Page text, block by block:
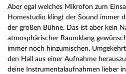
Aber egal welches Mikrofon zum
Homestudio klingt der Sound immer
der großen Bühne. Das ist aber kein
atmosphärischer Raumklang
immer noch hinzumischen.
den Hall aus einer Aufnahme
deine Instrumentalaufnahmen lieber